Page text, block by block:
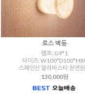
로스 벽등
램프: G9*1
사이즈:
스페인산 알라바스타 천연
130,000원